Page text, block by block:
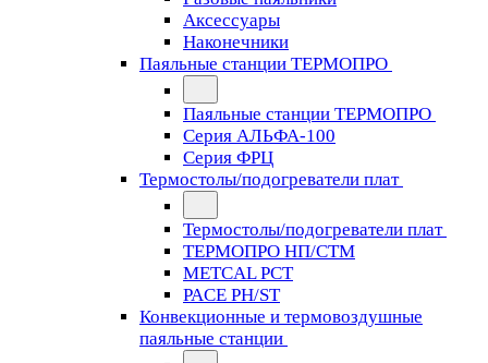
Аксессуары
Наконечники
Паяльные станции ТЕРМОПРО
Паяльные станции ТЕРМОПРО
Серия АЛЬФА-100
Серия ФРЦ
Термостолы/подогреватели плат
Термостолы/подогреватели плат
ТЕРМОПРО НП/СТМ
METCAL PCT
PACE PH/ST
Конвекционные и термовоздушные
паяльные станции